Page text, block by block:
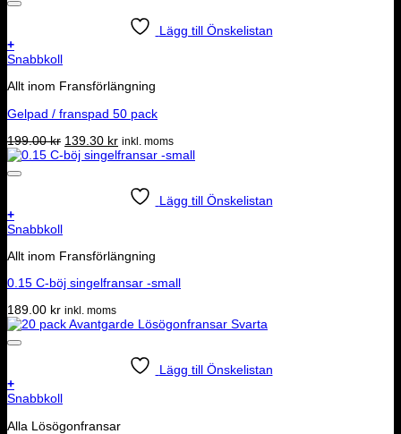
Lägg till Önskelistan
+
Snabbkoll
Allt inom Fransförlängning
Gelpad / franspad 50 pack
199.00kr Det
ursprungliga
139.30 krDet
nuvarande
139.30 kr.
inkl. moms
Lägg till Önskelistan
+
Snabbkoll
Allt inom Fransförlängning
0.15 C-böj singelfransar -small
189.00 kr inkl. moms
Lägg till Önskelistan
+
Snabbkoll
Alla Lösögonfransar